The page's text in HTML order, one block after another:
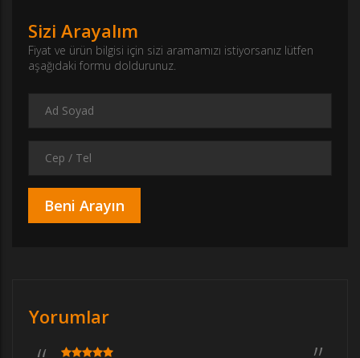
Sizi Arayalım
Fiyat ve ürün bilgisi için sizi aramamızı istiyorsanız lütfen
aşağıdaki formu doldurunuz.
Yorumlar